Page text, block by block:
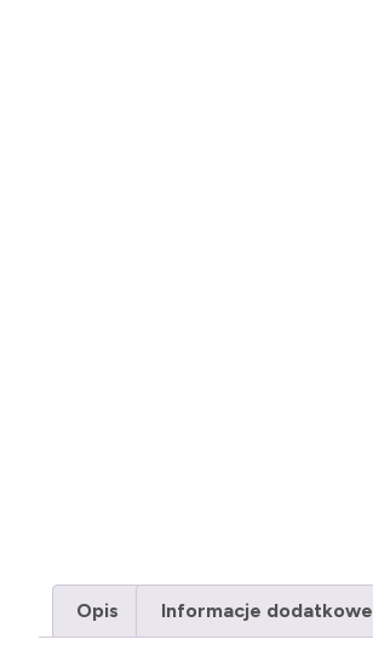
Opis Informacje dodatkowe